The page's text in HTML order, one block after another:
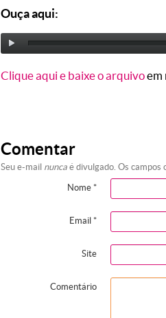
Ouça aqui:
Clique aqui e baixe o arquivoem
Comentar
Seu e-mail nunca é divulgado. Os campos
Nome *
Email *
Site
Comentário